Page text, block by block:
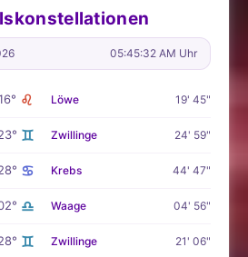
05:45:34 AM Uhr
♌ Löwe 19' 45"
♊ Zwillinge 24' 59"
♋ Krebs 44' 47"
♎ Waage 04' 56"
♊ Zwillinge 21' 06"